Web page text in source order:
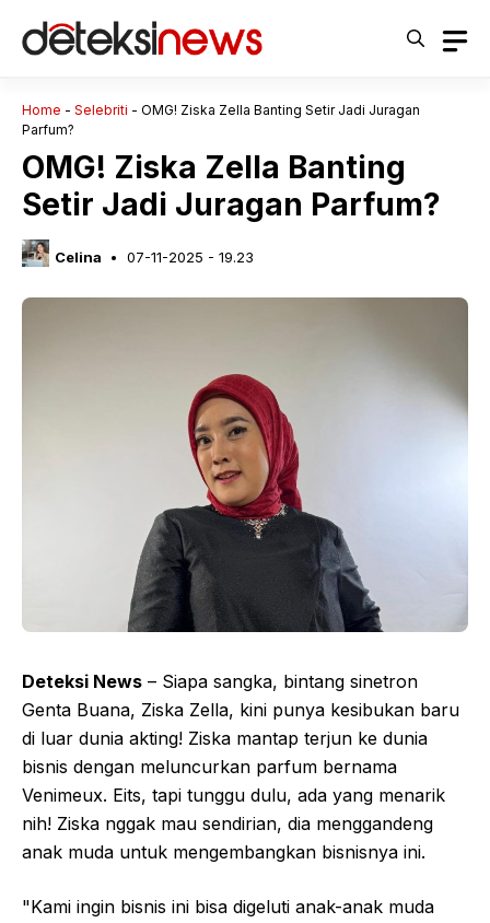
Home - Selebriti - OMG! Ziska Zella Banting Setir Jadi Juragan
Parfum?
OMG! Ziska Zella Banting
Setir Jadi Juragan Parfum?
Celina 07-11-2025 - 19.23
Deteksi News – Siapa sangka, bintang sinetron
Genta Buana, Ziska Zella, kini punya kesibukan baru
di luar dunia akting! Ziska mantap terjun ke dunia
bisnis dengan meluncurkan parfum bernama
Venimeux. Eits, tapi tunggu dulu, ada yang menarik
nih! Ziska nggak mau sendirian, dia menggandeng
anak muda untuk mengembangkan bisnisnya ini.
"Kami ingin bisnis ini bisa digeluti anak-anak muda